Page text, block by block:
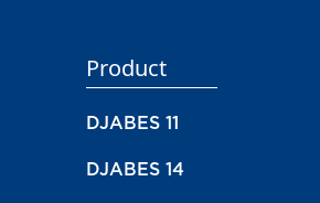
Product
DJABES 11
DJABES 14